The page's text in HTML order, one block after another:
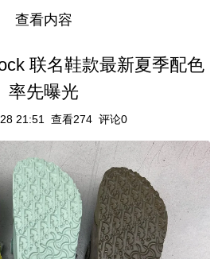
查看内容
联名鞋款最新夏季配色
率先曝光
21:51 查看274 评论0